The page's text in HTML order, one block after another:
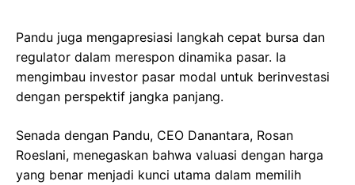
Pandu juga mengapresiasi langkah cepat bursa dan
regulator dalam merespon dinamika pasar. Ia
mengimbau investor pasar modal untuk berinvestasi
dengan perspektif jangka panjang.
Senada dengan Pandu, CEO Danantara, Rosan
Roeslani, menegaskan bahwa valuasi dengan harga
yang benar menjadi kunci utama dalam memilih